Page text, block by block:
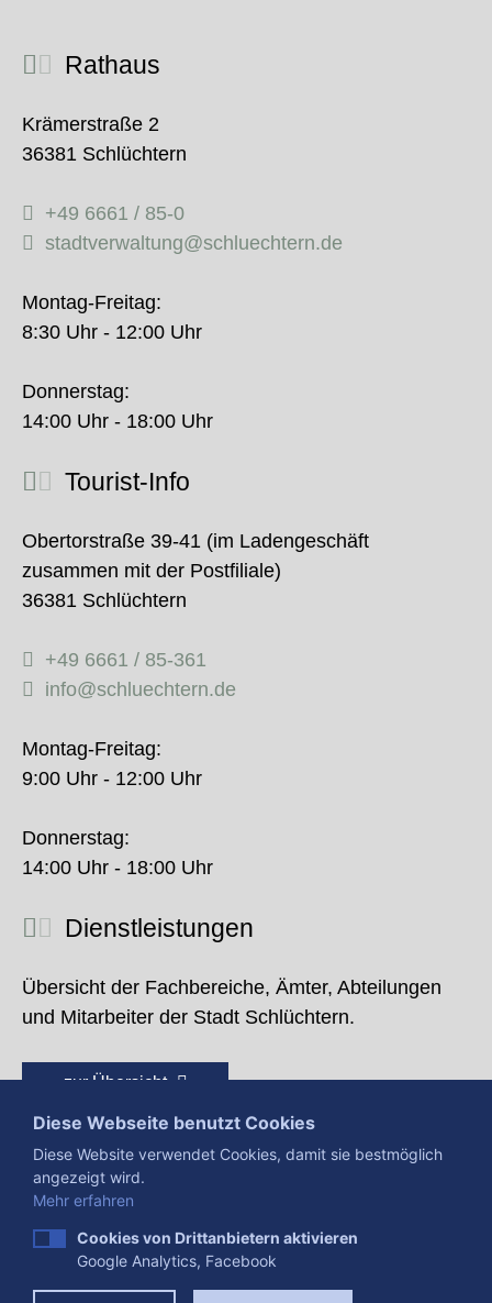
Rathaus
Krämerstraße 2
36381 Schlüchtern
+49 6661 / 85-0
stadtverwaltung@schluechtern.de
Montag-Freitag:
8:30 Uhr - 12:00 Uhr
Donnerstag:
14:00 Uhr - 18:00 Uhr
Tourist-Info
Obertorstraße 39-41 (im Ladengeschäft
zusammen mit der Postfiliale)
36381 Schlüchtern
+49 6661 / 85-361
info@schluechtern.de
Montag-Freitag:
9:00 Uhr - 12:00 Uhr
Donnerstag:
14:00 Uhr - 18:00 Uhr
Dienstleistungen
Übersicht der Fachbereiche, Ämter, Abteilungen
und Mitarbeiter der Stadt Schlüchtern.
zur Übersicht
Presse Impressum Datenschutzerklärung
Diese Webseite benutzt Cookies
Diese Website verwendet Cookies, damit sie bestmöglich
angezeigt wird.
Mehr erfahren
Cookies von Drittanbietern aktivieren
Google Analytics, Facebook